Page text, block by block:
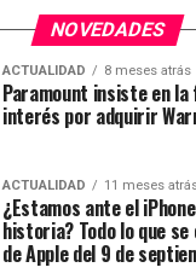
NOVEDADES
ACTUALIDAD 8 meses atrás
Paramount insiste en la
interés por adquirir
ACTUALIDAD 11 meses
¿Estamos ante el
historia? Todo lo que
de Apple del 9 de